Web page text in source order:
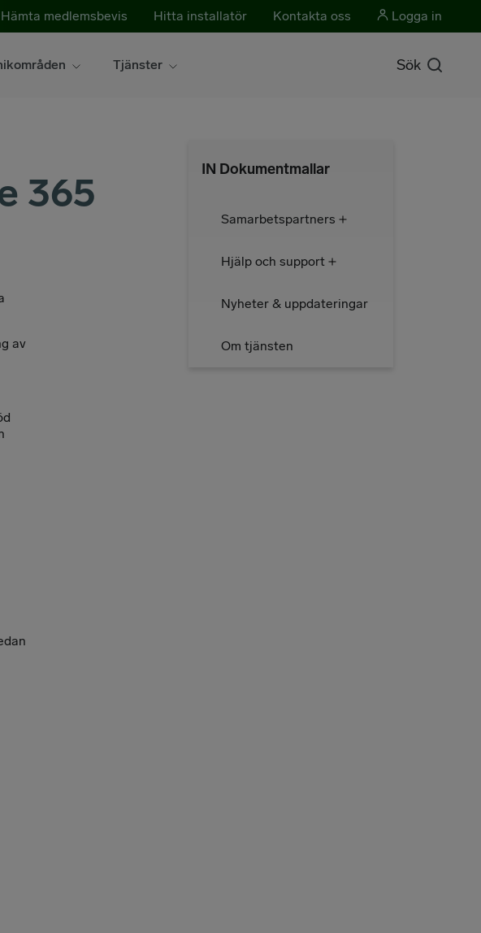
Hämta medlemsbevis Hitta installatör Kontakta oss Logga in
Tjänster Sök
365
av
IN Dokumentmallar
Samarbetspartners
Hjälp och support
Nyheter & uppdateringar
Om tjänsten